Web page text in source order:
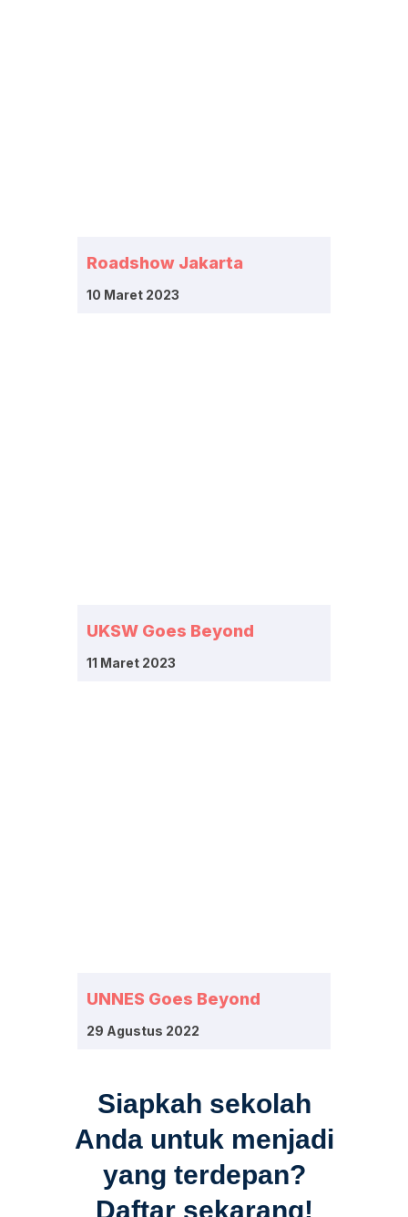
Roadshow Jakarta
10 Maret 2023
UKSW Goes Beyond
11 Maret 2023
UNNES Goes Beyond
29 Agustus 2022
Siapkah sekolah
Anda untuk menjadi
yang terdepan?
Daftar sekarang!